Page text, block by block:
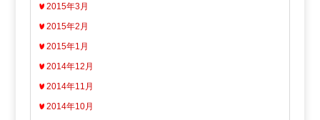
2015年3月
2015年2月
2015年1月
2014年12月
2014年11月
2014年10月